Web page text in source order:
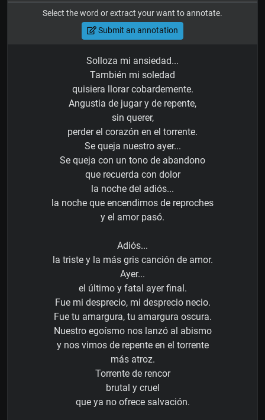
Select the word or extract your want to annotate.
Submit an annotation
Solloza mi ansiedad...
También mi soledad
quisiera llorar cobardemente.
Angustia de jugar y de repente,
sin querer,
perder el corazón en el torrente.
Se queja nuestro ayer...
Se queja con un tono de abandono
que recuerda con dolor
la noche del adiós...
la noche que encendimos de reproches
y el amor pasó.
Adiós...
la triste y la más gris canción de amor.
Ayer...
el último y fatal ayer final.
Fue mi desprecio, mi desprecio necio.
Fue tu amargura, tu amargura oscura.
Nuestro egoísmo nos lanzó al abismo
y nos vimos de repente en el torrente
más atroz.
Torrente de rencor
brutal y cruel
que ya no ofrece salvación.